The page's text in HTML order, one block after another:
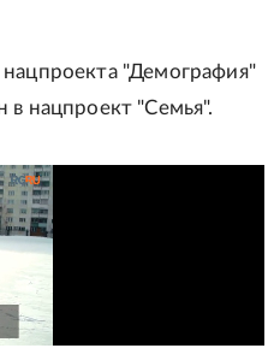
нацпроекта "Демография"
в нацпроект "Семья".